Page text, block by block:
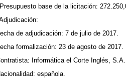
base de la licitación:
de adjudicación: 7 de julio de 2017.
formalización: 23 de agosto de 2017.
Informática el Corte Inglés, S.A.
española.